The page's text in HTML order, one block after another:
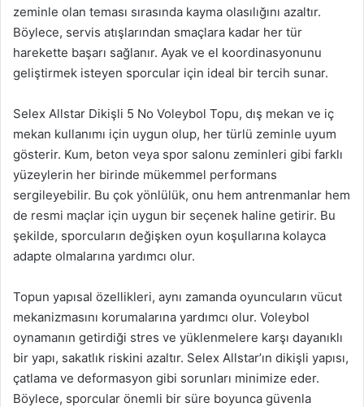
zeminle olan teması sırasında kayma olasılığını azaltır.
Böylece, servis atışlarından smaçlara kadar her tür
harekette başarı sağlanır. Ayak ve el koordinasyonunu
geliştirmek isteyen sporcular için ideal bir tercih sunar.
Selex Allstar Dikişli 5 No Voleybol Topu, dış mekan ve iç
mekan kullanımı için uygun olup, her türlü zeminle uyum
gösterir. Kum, beton veya spor salonu zeminleri gibi farklı
yüzeylerin her birinde mükemmel performans
sergileyebilir. Bu çok yönlülük, onu hem antrenmanlar hem
de resmi maçlar için uygun bir seçenek haline getirir. Bu
şekilde, sporcuların değişken oyun koşullarına kolayca
adapte olmalarına yardımcı olur.
Topun yapısal özellikleri, aynı zamanda oyuncuların vücut
mekanizmasını korumalarına yardımcı olur. Voleybol
oynamanın getirdiği stres ve yüklenmelere karşı dayanıklı
bir yapı, sakatlık riskini azaltır. Selex Allstar’ın dikişli yapısı,
çatlama ve deformasyon gibi sorunları minimize eder.
Böylece, sporcular önemli bir süre boyunca güvenla